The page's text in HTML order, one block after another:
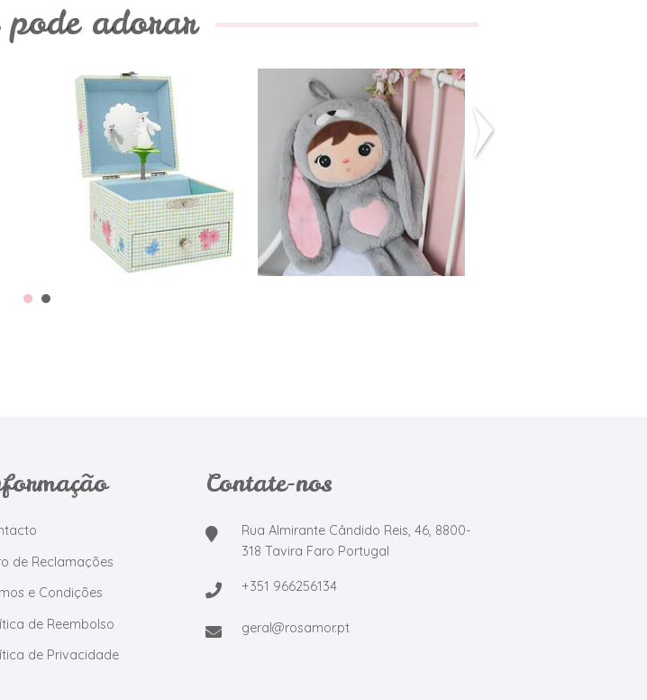
pode adorar
Caixa de Música
- Coelhinho
€23,50
Coelhinha Cinza
Esgotado
de Reclamações
e Condições
de Reembolso
de Privacidade
Contate-nos
Rua Almirante Cândido Reis, 46, 8800-
318 Tavira Faro Portugal
+351 966256134
geral@rosamor.pt